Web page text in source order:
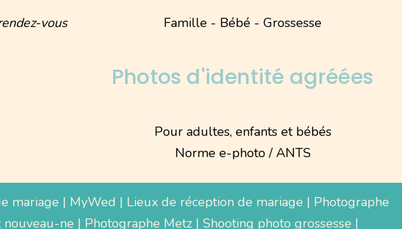
vous
Famille - Bébé - Grossesse
Photos d'identité agréées
Pour adultes, enfants et bébés
Norme e-photo / ANTS
mariage | MyWed | Lieux de réception de mariage | Photographe
nouveau-ne | Photographe Metz | Shooting photo grossesse |